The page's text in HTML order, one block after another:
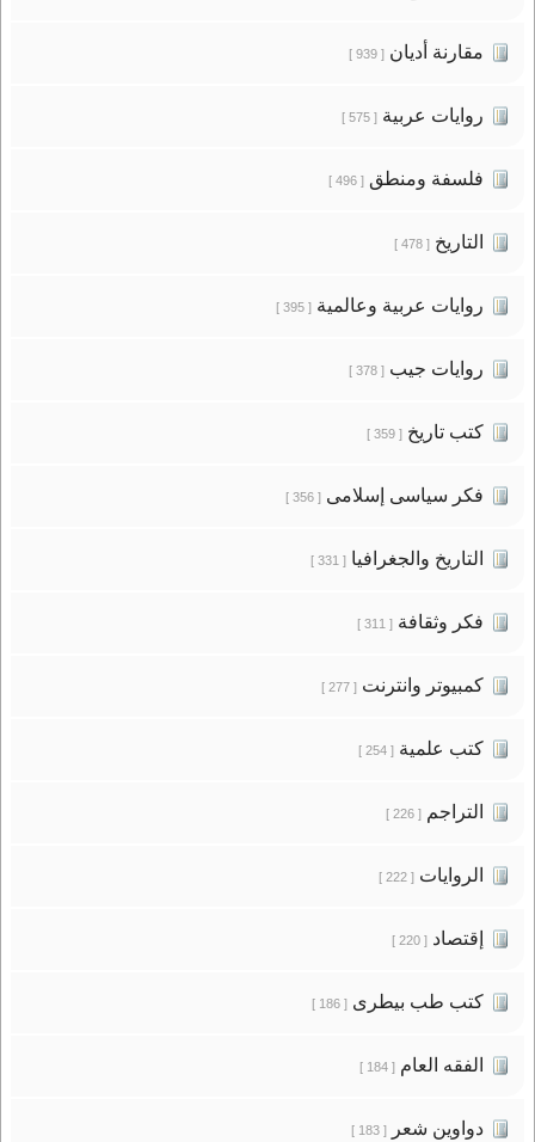
مقارنة أديان[ 939 ]
روايات عربية[ 575 ]
فلسفة ومنطق[ 496 ]
التاريخ[ 478 ]
روايات عربية وعالمية[ 395 ]
روايات جيب[ 378 ]
كتب تاريخ[ 359 ]
فكر سياسى إسلامى[ 356 ]
التاريخ والجغرافيا[ 331 ]
فكر وثقافة[ 311 ]
كمبيوتر وانترنت[ 277 ]
كتب علمية[ 254 ]
التراجم[ 226 ]
الروايات[ 222 ]
إقتصاد[ 220 ]
كتب طب بيطرى[ 186 ]
الفقه العام[ 184 ]
دواوين شعر[ 183 ]